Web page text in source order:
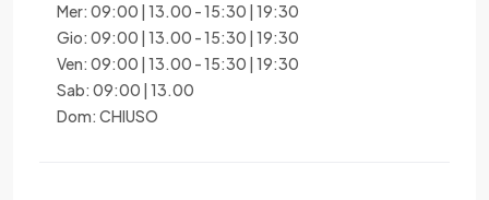
Mer: 09:00 | 13.00 - 15:30 | 19:30
Gio: 09:00 | 13.00 - 15:30 | 19:30
Ven: 09:00 | 13.00 - 15:30 | 19:30
Sab: 09:00 | 13.00
Dom: CHIUSO